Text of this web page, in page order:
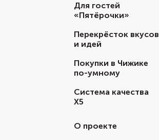
Для гостей
«Пятёрочки»
Перекрёсток вкусов
и идей
Покупки в Чижике
по-умному
Система качества
Х5
О проекте